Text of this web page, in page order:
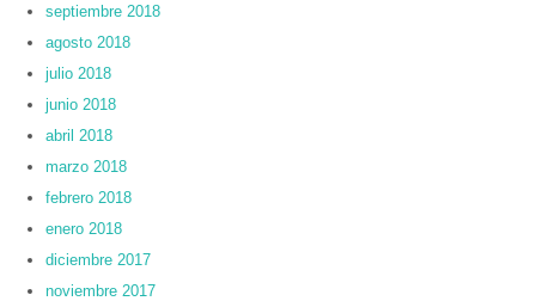
septiembre 2018
agosto 2018
julio 2018
junio 2018
abril 2018
marzo 2018
febrero 2018
enero 2018
diciembre 2017
noviembre 2017